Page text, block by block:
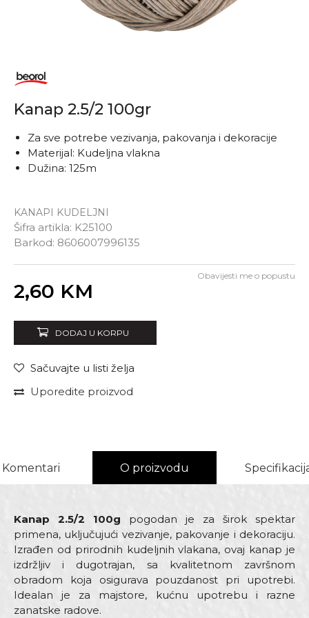
Kanap 2.5/2 100gr
KANAPI KUDELJNI
Šifra artikla: K25100
Barkod: 8606007996135
Za sve potrebe vezivanja, pakovanja i dekoracije
Materijal: Kudeljna vlakna
Dužina: 125m
2,60 KM
Obavijesti me o popustu
DODAJ U KORPU
Sačuvajte u listi želja
Uporedite proizvod
Komentari O proizvodu
Kanap 2.5/2 100g pogodan je za širok spektar
primena, uključujući vezivanje, pakovanje i dekoraciju.
Izrađen od prirodnih kudeljnih vlakana, ovaj kanap je
izdržljiv i dugotrajan, sa kvalitetnom završnom
obradom koja osigurava pouzdanost pri upotrebi.
Idealan je za majstore, kućnu upotrebu i razne
zanatske radove.